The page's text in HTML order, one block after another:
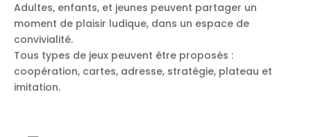
Adultes, enfants, et jeunes peuvent partager un
moment de plaisir ludique, dans un espace de
convivialité.
Tous types de jeux peuvent être proposés :
coopération, cartes, adresse, stratégie, plateau et
imitation.